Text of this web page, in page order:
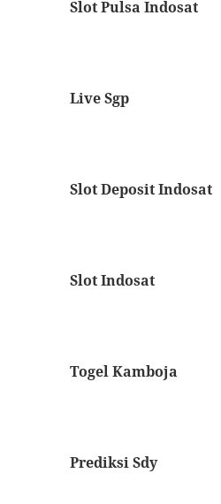
Slot Pulsa Indosat
Live Sgp
Slot Deposit Indosat
Slot Indosat
Togel Kamboja
Prediksi Sdy